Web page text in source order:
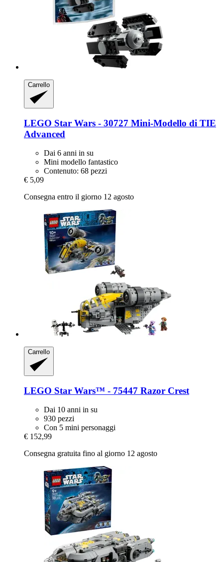
Carrello
LEGO Star Wars -​ 30727 Mini-​Modello di TIE
Advanced
Dai 6 anni in su
Mini modello fantastico
Contenuto: 68 pezzi
€ 5,09
Consegna entro il giorno 12 agosto
Carrello
LEGO Star Wars™ -​ 75447 Razor Crest
Dai 10 anni in su
930 pezzi
Con 5 mini personaggi
€ 152,99
Consegna gratuita fino al giorno 12 agosto